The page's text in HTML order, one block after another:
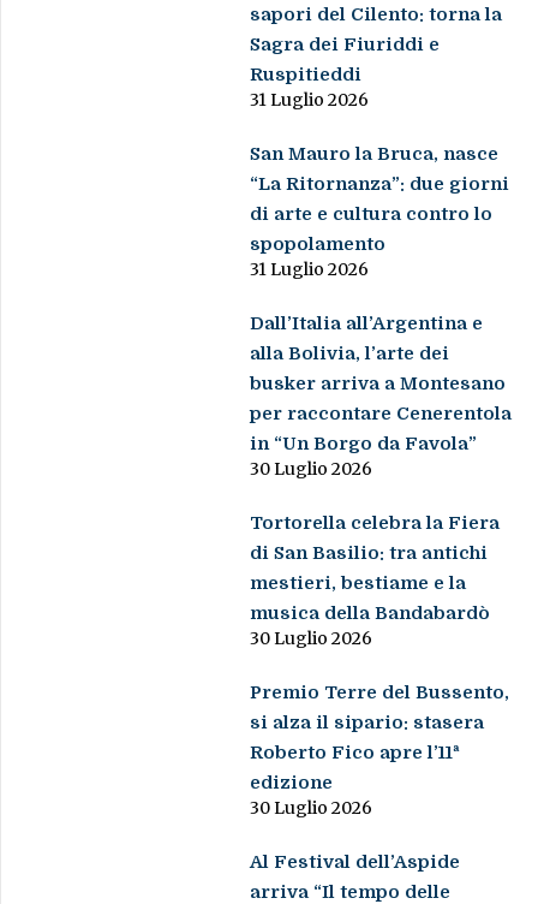
sapori del Cilento: torna la
Sagra dei Fiuriddi e
Ruspitieddi
31 Luglio 2026
San Mauro la Bruca, nasce
“La Ritornanza”: due giorni
di arte e cultura contro lo
spopolamento
31 Luglio 2026
Dall’Italia all’Argentina e
alla Bolivia, l’arte dei
busker arriva a Montesano
per raccontare Cenerentola
in “Un Borgo da Favola”
30 Luglio 2026
Tortorella celebra la Fiera
di San Basilio: tra antichi
mestieri, bestiame e la
musica della Bandabardò
30 Luglio 2026
Premio Terre del Bussento,
si alza il sipario: stasera
Roberto Fico apre l’11ª
edizione
30 Luglio 2026
Al Festival dell’Aspide
arriva “Il tempo delle